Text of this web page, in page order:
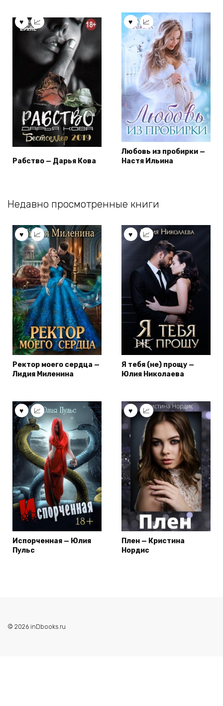
Рабство — Дарья Кова
Любовь из пробирки —
Настя Ильина
Недавно просмотренные книги
Ректор моего сердца —
Лидия Миленина
Я тебя (не) прощу —
Юлия Николаева
Испорченная — Юлия
Пульс
Плен — Кристина
Нордис
© 2026 inDbooks.ru